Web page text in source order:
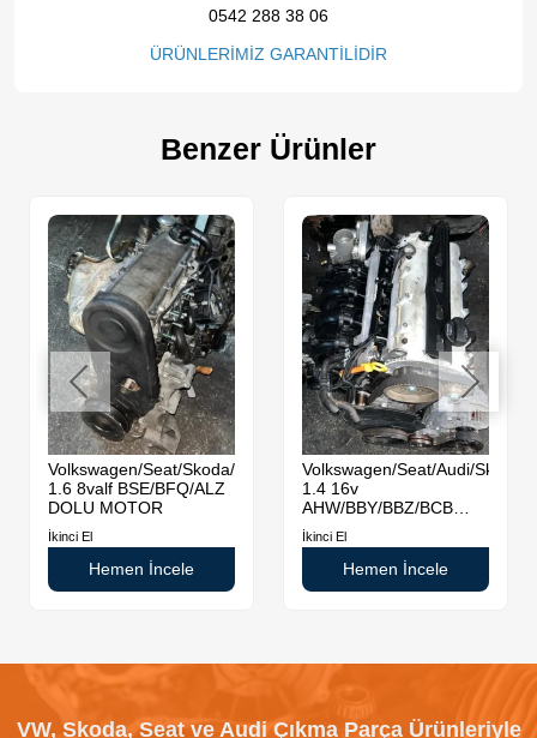
0542 288 38 06
ÜRÜNLERİMİZ GARANTİLİDİR
Benzer Ürünler
Volkswagen/Seat/Skoda/Audi
1.6 8valf BSE/BFQ/ALZ
DOLU MOTOR
İkinci El
Hemen İncele
Volkswagen/Seat/Audi/Skoda
1.4 16v
AHW/BBY/BBZ/BCB
DOLU MOTOR
İkinci El
Hemen İncele
VW, Skoda, Seat ve Audi Çıkma Parça Ürünleriyle